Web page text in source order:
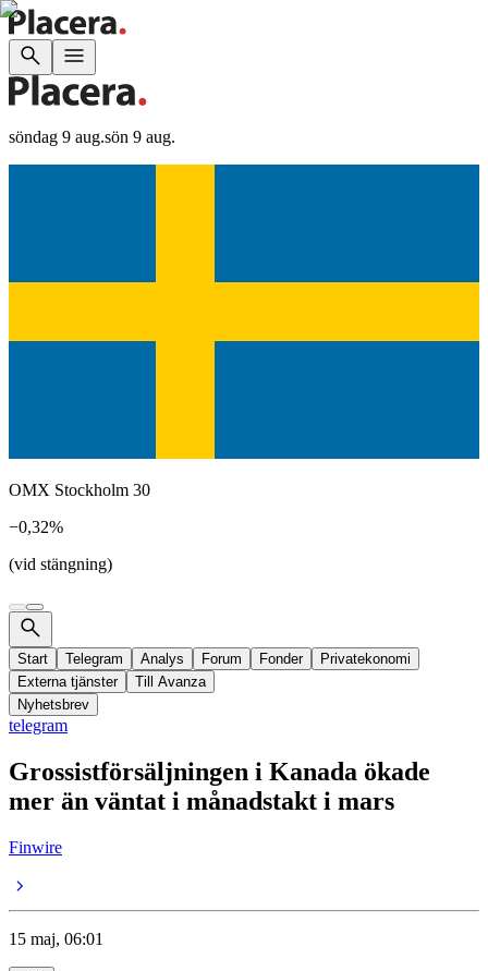
söndag 9 aug.sön 9 aug.
OMX Stockholm 30
−0,32%
(vid stängning)
Start Telegram Analys Forum Fonder
Privatekonomi
Externa tjänster
Till Avanza
Nyhetsbrev
telegram
Grossistförsäljningen i Kanada ökade
mer än väntat i månadstakt i mars
Finwire
15 maj, 06:01